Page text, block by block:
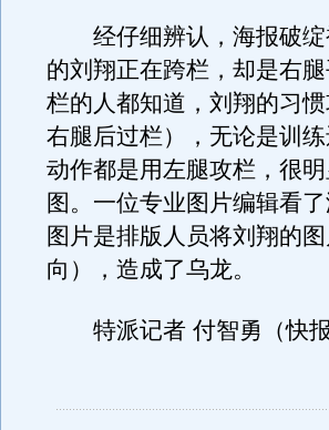
经仔细辨认，海报破绽
的刘翔正在跨栏，却是右
栏的人都知道，刘翔的习
右腿后过栏），无论是训
动作都是用左腿攻栏，很
图。一位专业图片编辑看
图片是排版人员将刘翔的
向），造成了乌龙。
特派记者 付智勇（快报